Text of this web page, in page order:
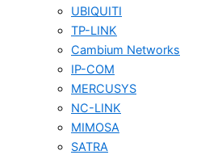
UBIQUITI
TP-LINK
Cambium Networks
IP-COM
MERCUSYS
NC-LINK
MIMOSA
SATRA